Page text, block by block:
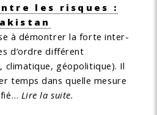
les risques :
à démontrer la forte inter­
d’ordre différent
climatique, géopolitique). Il
temps dans quelle mesure
Lire la suite.